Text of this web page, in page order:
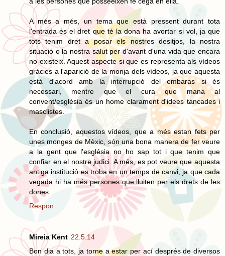
A més a més, un tema que està pressent durant tota
l'entrada és el dret que té la dona ha avortar si vol, ja que
tots tenim dret a posar els nostres desitjos, la nostra
situació o la nostra salut per d'avant d'una vida que encara
no existeix. Aquest aspecte si que es representa als vídeos
gràcies a l'aparició de la monja dels vídeos, ja que aquesta
està d'acord amb la interrupció del embaras si és
necessari, mentre que el cura que mana al
convent/església és un home clarament d'idees tancades i
masclistes.
En conclusió, aquestos vídeos, que a més estan fets per
unes monges de Mèxic, són una bona manera de fer veure
a la gent que l'església no ho sap tot i que tenim que
confiar en el nostre judici. A més, es pot veure que aquesta
antiga institució es troba en un temps de canvi, ja que cada
vegada hi ha més persones que lluiten per els drets de les
dones.
Respon
Mireia Kent 22.5.14
Bon dia a tots, ja torne a estar per ací després de diversos